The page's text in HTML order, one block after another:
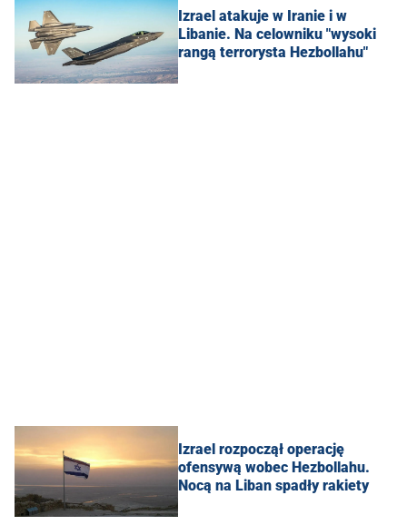
Izrael atakuje w Iranie i w
Libanie. Na celowniku "wysoki
rangą terrorysta Hezbollahu"
Izrael rozpoczął operację
ofensywą wobec Hezbollahu.
Nocą na Liban spadły rakiety